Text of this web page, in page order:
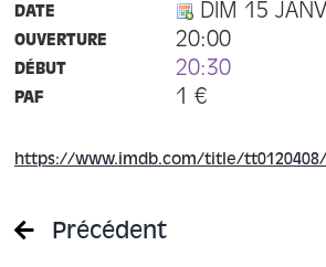
DATE DIM 15
OUVERTURE 20:00
DÉBUT 20:30
PAF 1 €
https://www.imdb.com/title/tt0120408/
Précédent